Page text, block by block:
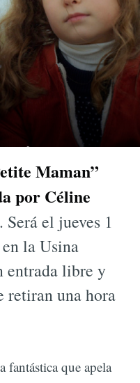
Maman”
por Céline
el jueves 1
la Usina
libre y
retiran una hora
fantástica que apela